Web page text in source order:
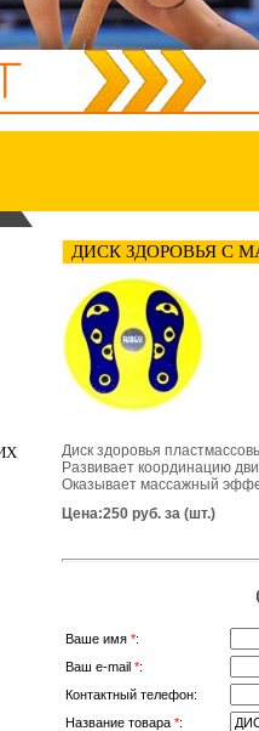
ДИСК ЗДОРОВЬЯ С
Диск здоровья
Развивает координацию
Оказывает массажный
Цена:250 руб. за (шт.)
Ваше имя *:
Ваш e-mail *:
Контактный телефон:
Название товара *: